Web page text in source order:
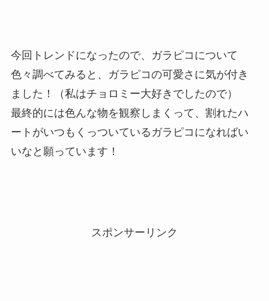
今回トレンドになったので、ガラピコについて
色々調べてみると、ガラピコの可愛さに気が付き
ました！（私はチョロミー大好きでしたので）
最終的には色んな物を観察しまくって、割れたハ
ートがいつもくっついているガラピコになればい
いなと願っています！
スポンサーリンク